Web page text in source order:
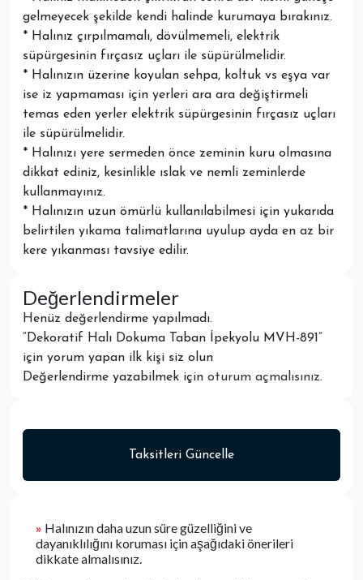
gelmeyecek şekilde kendi halinde kurumaya bırakınız.
* Halınız çırpılmamalı, dövülmemeli, elektrik
süpürgesinin fırçasız uçları ile süpürülmelidir.
* Halınızın üzerine koyulan sehpa, koltuk vs eşya var
ise iz yapmaması için yerleri ara ara değiştirmeli
temas eden yerler elektrik süpürgesinin fırçasız uçları
ile süpürülmelidir.
* Halınızı yere sermeden önce zeminin kuru olmasına
dikkat ediniz, kesinlikle ıslak ve nemli zeminlerde
kullanmayınız.
* Halınızın uzun ömürlü kullanılabilmesi için yukarıda
belirtilen yıkama talimatlarına uyulup ayda en az bir
kere yıkanması tavsiye edilir.
Değerlendirmeler
Henüz değerlendirme yapılmadı.
“Dekoratif Halı Dokuma Taban İpekyolu MVH-891”
için yorum yapan ilk kişi siz olun
Değerlendirme yazabilmek için oturum açmalısınız.
Taksitleri Güncelle
» Halınızın daha uzun süre güzelliğini ve
dayanıklılığını koruması için aşağıdaki önerileri
dikkate almalısınız.